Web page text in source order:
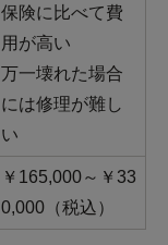
保険に比べて費
用が高い
万一壊れた場合
には修理が難し
い
￥165,000～￥33
0,000（税込）